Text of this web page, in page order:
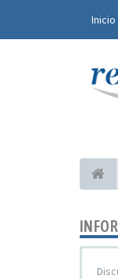
Inicio